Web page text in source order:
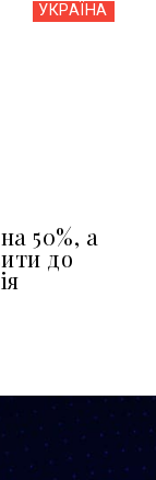
УКРАЇНА
50%, а
до